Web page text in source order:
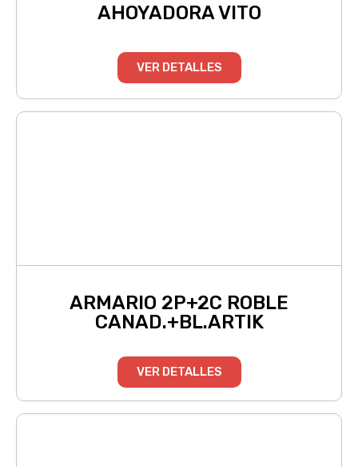
AHOYADORA VITO
VER DETALLES
ARMARIO 2P+2C ROBLE
CANAD.+BL.ARTIK
VER DETALLES